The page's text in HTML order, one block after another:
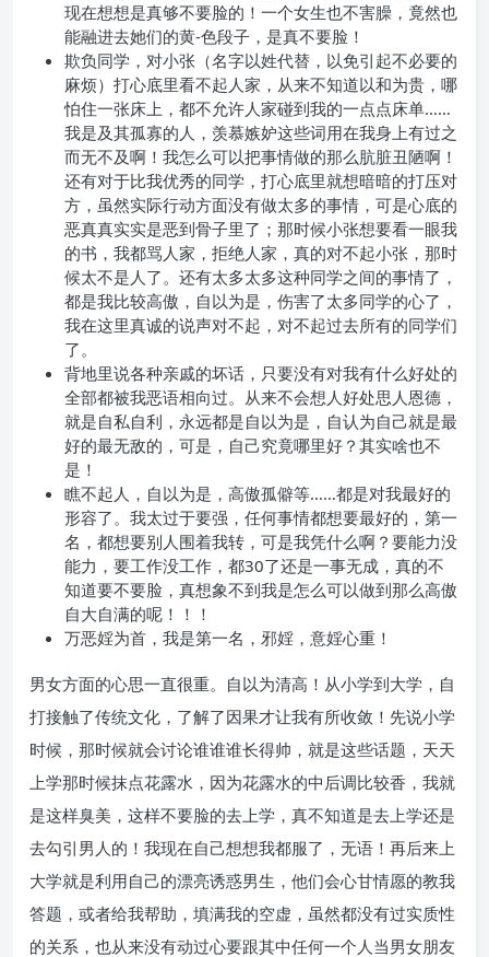
现在想想是真够不要脸的！一个女生也不害臊，竟然也
能融进去她们的黄-色段子，是真不要脸！
欺负同学，对小张（名字以姓代替，以免引起不必要的
麻烦）打心底里看不起人家，从来不知道以和为贵，哪
怕住一张床上，都不允许人家碰到我的一点点床单……
我是及其孤寡的人，羡慕嫉妒这些词用在我身上有过之
而无不及啊！我怎么可以把事情做的那么肮脏丑陋啊！
还有对于比我优秀的同学，打心底里就想暗暗的打压对
方，虽然实际行动方面没有做太多的事情，可是心底的
恶真真实实是恶到骨子里了；那时候小张想要看一眼我
的书，我都骂人家，拒绝人家，真的对不起小张，那时
候太不是人了。还有太多太多这种同学之间的事情了，
都是我比较高傲，自以为是，伤害了太多同学的心了，
我在这里真诚的说声对不起，对不起过去所有的同学们
了。
背地里说各种亲戚的坏话，只要没有对我有什么好处的
全部都被我恶语相向过。从来不会想人好处思人恩德，
就是自私自利，永远都是自以为是，自认为自己就是最
好的最无敌的，可是，自己究竟哪里好？其实啥也不
是！
瞧不起人，自以为是，高傲孤僻等……都是对我最好的
形容了。我太过于要强，任何事情都想要最好的，第一
名，都想要别人围着我转，可是我凭什么啊？要能力没
能力，要工作没工作，都30了还是一事无成，真的不
知道要不要脸，真想象不到我是怎么可以做到那么高傲
自大自满的呢！！！
万恶婬为首，我是第一名，邪婬，意婬心重！
男女方面的心思一直很重。自以为清高！从小学到大学，自
打接触了传统文化，了解了因果才让我有所收敛！先说小学
时候，那时候就会讨论谁谁谁长得帅，就是这些话题，天天
上学那时候抹点花露水，因为花露水的中后调比较香，我就
是这样臭美，这样不要脸的去上学，真不知道是去上学还是
去勾引男人的！我现在自己想想我都服了，无语！再后来上
大学就是利用自己的漂亮诱惑男生，他们会心甘情愿的教我
答题，或者给我帮助，填满我的空虚，虽然都没有过实质性
的关系，也从来没有动过心要跟其中任何一个人当男女朋友